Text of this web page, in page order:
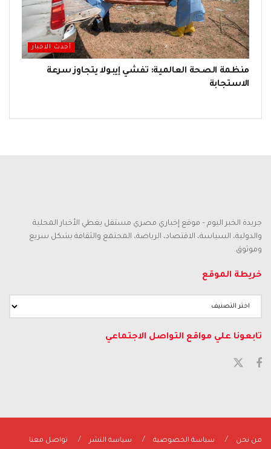
أحدث الاخبار
منظمة الصحة العالمية: تفشي إيبولا يتجاوز سرعة
الاستجابة
جريدة الخبر اليوم – موقع إخباري مصري مستقل يغطي الأخبار المحلية
والدولية، السياسة، الاقتصاد، الرياضة، المجتمع والثقافة بشكل سريع
وموثوق.
خريطة الموقع
تابعونا علي مواقع التواصل الاجتماعي
من نحن سياسة الخصوصية سياسة النشر تواصل معنا